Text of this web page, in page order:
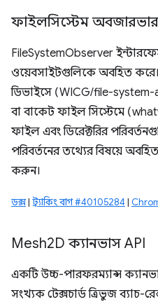
ফাইলসিস্টেম
FileSystemObserver
ওয়েবসাইটগুলিকে অবহিত করে।
ডিভাইসে (WICG/file-
বা বাকেট ফাইল সিস্টেমে
ফাইল এবং ডিরেক্টরির
পরিবর্তনের তথ্যের বিষয়ে
করুন।
ডক্স| ট্র্যাকিং বাগ #40105284 |
Mesh2D ক্যানভাস API
একটি উচ্চ-পারফরম্যান্স
সংখ্যক টেক্সচার্ড ত্রিভুজ ব্যাচ-